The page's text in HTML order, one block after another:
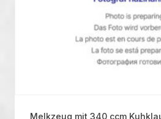
Melkzeug mit 340 ccm